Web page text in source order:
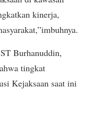
kinerja,
Burhanuddin,
tingkat
Kejaksaan saat ini